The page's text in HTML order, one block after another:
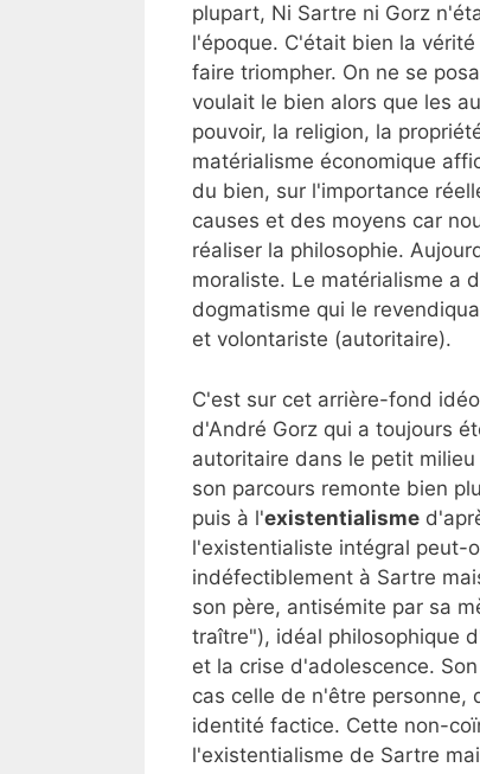
plupart, Ni Sartre ni Gorz
l'époque. C'était bien la
faire triompher. On ne se
voulait le bien alors que les
pouvoir, la religion, la
matérialisme économique
du bien, sur l'importance
causes et des moyens car
réaliser la philosophie.
moraliste. Le matérialisme a
dogmatisme qui le
et volontariste (autoritaire).
C'est sur cet arrière-fond
d'André Gorz qui a toujours
autoritaire dans le petit
son parcours remonte bien
puis à l'existentialisme
l'existentialiste intégral peut-
indéfectiblement à Sartre
son père, antisémite par sa
traître"), idéal philosophique
et la crise d'adolescence.
cas celle de n'être personne,
identité factice. Cette non-
l'existentialisme de Sartre